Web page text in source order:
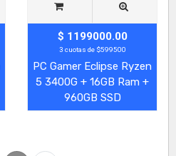
$ 1199000.00
3 cuotas de $599500
PC Gamer Eclipse Ryzen
5 3400G + 16GB Ram +
960GB SSD